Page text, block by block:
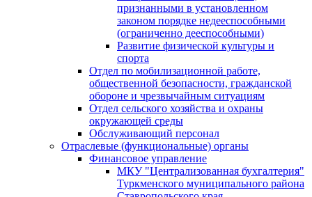
признанными в установленном
законом порядке недееспособными
(ограниченно дееспособными)
Развитие физической культуры и
спорта
Отдел по мобилизационной работе,
общественной безопасности, гражданской
оборонe и чрезвычайным ситуациям
Отдел сельского хозяйства и охраны
окружающей среды
Обслуживающий персонал
Отраслевые (функциональные) органы
Финансовое управление
МКУ "Централизованная бухгалтерия"
Туркменского муниципального района